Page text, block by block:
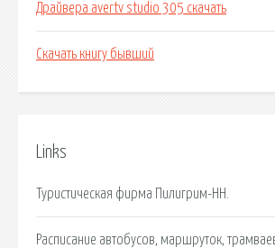
Драйвера avertv studio 305 скачать
Скачать книгу бывший
Links
Туристическая фирма Пилигрим-НН.
Расписание автобусов, маршруток,